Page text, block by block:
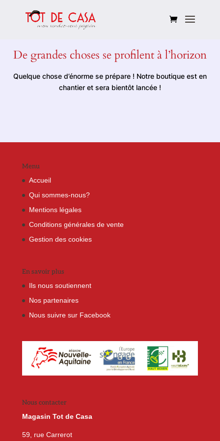
De grandes choses se profilent à l’horizon
Quelque chose d’énorme se prépare ! Notre boutique est en
chantier et sera bientôt lancée !
Menu
Accueil
Qui sommes-nous?
Mentions légales
Conditions générales de vente
Gestion des cookies
En savoir plus
Ils nous soutiennent
Nos partenaires
Nous suivre sur Facebook
Nous contacter
Magasin Tot de Casa
59, rue Carrerot